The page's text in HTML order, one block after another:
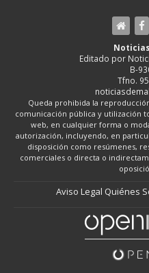
Editado por
B-
Tfno.
Queda prohibida la
comunicación pública y utilización
web, en cualquier forma o
autorización, incluyendo, en
disposición como resúmenes,
comerciales o directa o
Aviso Legal Quiénes